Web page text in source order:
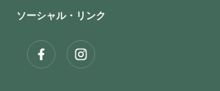
ソーシャル・リンク